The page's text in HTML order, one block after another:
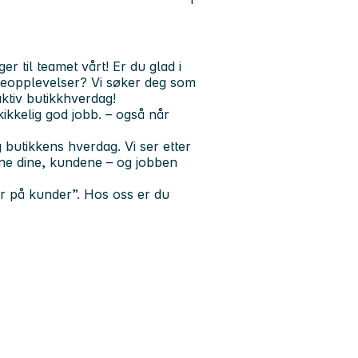
til teamet vårt! Er du glad i
Vi søker deg som
butikkhverdag!
god jobb. – også når
hverdag. Vi ser etter
dine, kundene – og jobben
på kunder”. Hos oss er du